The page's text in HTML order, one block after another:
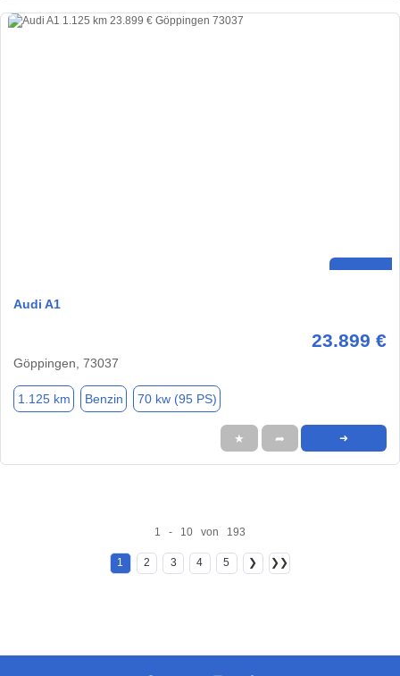
Audi A1
23.899 €
Göppingen, 73037
1.125 km Benzin 70 kw (95 PS)
★ ➦ ➜
1 - 10 von 193
1 2 3 4 5 ❯ ❯❯